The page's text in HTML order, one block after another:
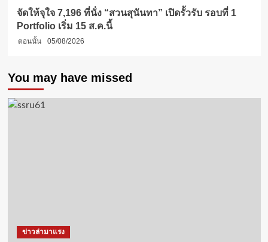
จัดให้จุใจ 7,196 ที่นั่ง “สวนสุนันทา” เปิดรั้วรับ รอบที่ 1
Portfolio เริ่ม 15 ส.ค.นี้
ตอนนั้น 05/08/2026
You may have missed
ข่าวล่ามาแรง